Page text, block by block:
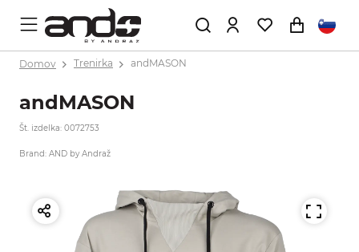
Domov Trenirka andMASON
andMASON
Št. izdelka: 0072753
Brand: AND by Andraž